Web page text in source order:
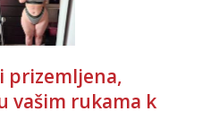
prizemljena,
vašim rukama k